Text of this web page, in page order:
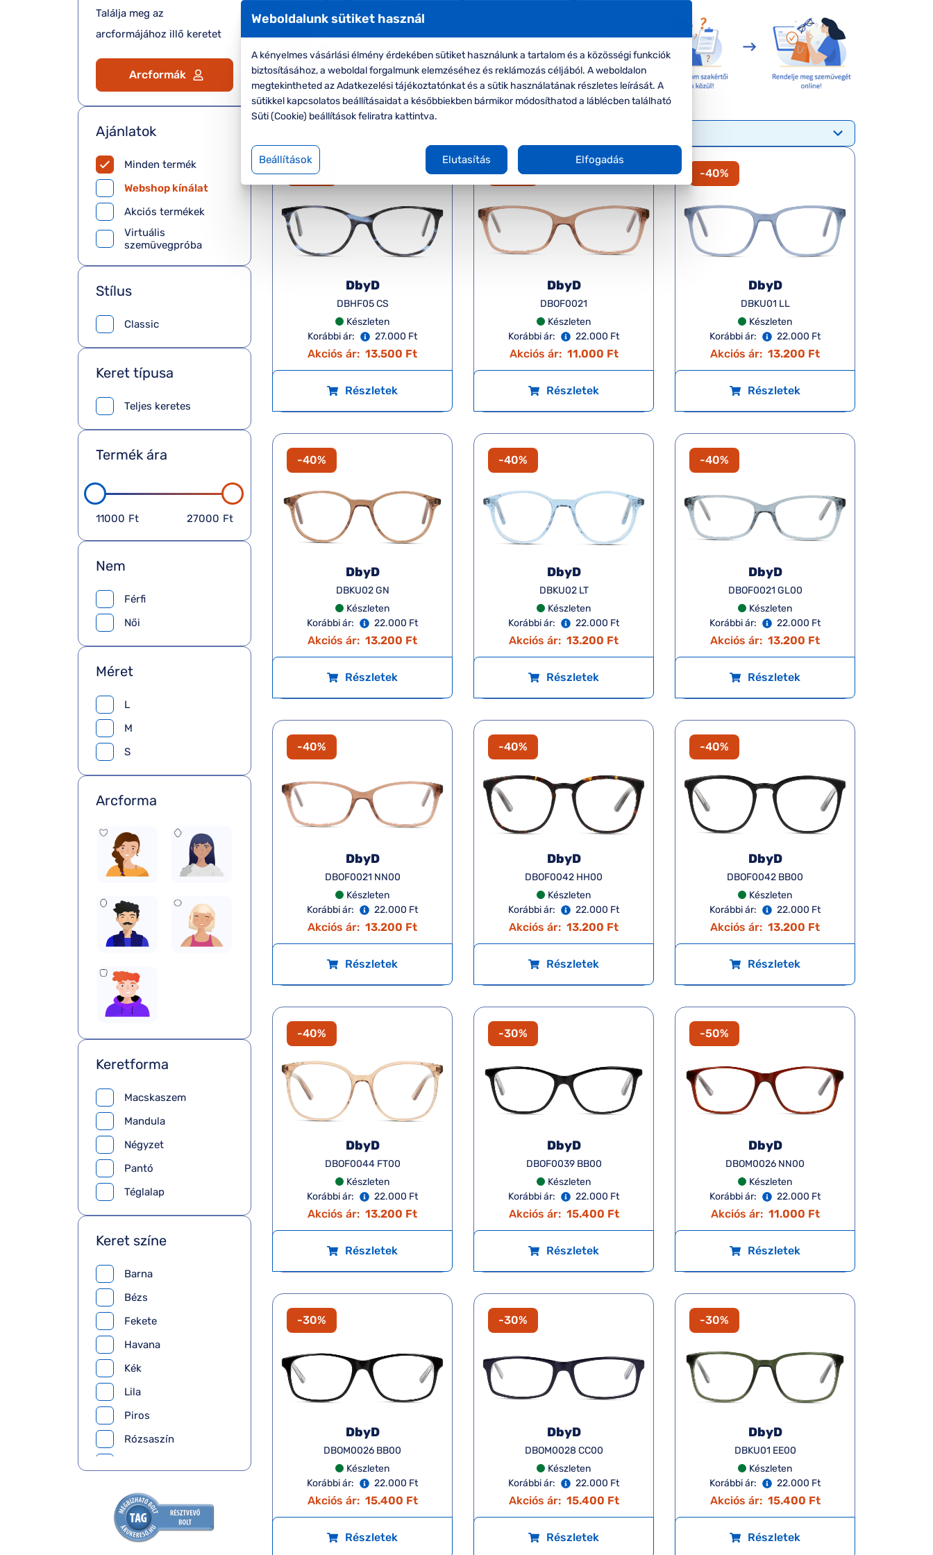
Találja meg az
arcformájához illő keretet
Arcformák
Ajánlatok
Minden termék
Webshop kínálat
Akciós termékek
Virtuális
szemüvegpróba
Stílus
Classic
Méret
L
M
S
Nem
Férfi
Női
Keretforma
Macskaszem
Mandula
Négyzet
Pantó
Téglalap
Keret típusa
Teljes keretes
Termék ára
11000 Ft 27000 Ft
Arcforma
Keret színe
Barna
Bézs
Fekete
Havana
Kék
Lila
Piros
Rózsaszín
Zöld
-50%
DbyD
DBHF05 CS
Készleten
Korábbi ár:
27.000 Ft
Akciós ár: 13.500 Ft
Részletek
-50%
DbyD
DBOF0021
Készleten
Korábbi ár:
22.000 Ft
Akciós ár: 11.000 Ft
Részletek
-40%
DbyD
DBKU01 LL
Készleten
Korábbi ár:
22.000 Ft
Akciós ár: 13.200 Ft
Részletek
-40%
DbyD
DBKU02 GN
Készleten
Korábbi ár:
22.000 Ft
Akciós ár: 13.200 Ft
Részletek
-40%
DbyD
DBKU02 LT
Készleten
Korábbi ár:
22.000 Ft
Akciós ár: 13.200 Ft
Részletek
-40%
DbyD
DBOF0021 GL00
Készleten
Korábbi ár:
22.000 Ft
Akciós ár: 13.200 Ft
Részletek
-40%
DbyD
DBOF0021 NN00
Készleten
Korábbi ár:
22.000 Ft
Akciós ár: 13.200 Ft
Részletek
-40%
DbyD
DBOF0042 HH00
Készleten
Korábbi ár:
22.000 Ft
Akciós ár: 13.200 Ft
Részletek
-40%
DbyD
DBOF0042 BB00
Készleten
Korábbi ár:
22.000 Ft
Akciós ár: 13.200 Ft
Részletek
-40%
DbyD
DBOF0044 FT00
Készleten
Korábbi ár:
22.000 Ft
Akciós ár: 13.200 Ft
Részletek
-30%
DbyD
DBOF0039 BB00
Készleten
Korábbi ár:
22.000 Ft
Akciós ár: 15.400 Ft
Részletek
-50%
DbyD
DBOM0026 NN00
Készleten
Korábbi ár:
22.000 Ft
Akciós ár: 11.000 Ft
Részletek
-30%
DbyD
DBOM0026 BB00
Készleten
Korábbi ár:
22.000 Ft
Akciós ár: 15.400 Ft
Részletek
-30%
DbyD
DBOM0028 CC00
Készleten
Korábbi ár:
22.000 Ft
Akciós ár: 15.400 Ft
Részletek
-30%
DbyD
DBKU01 EE00
Készleten
Korábbi ár:
22.000 Ft
Akciós ár: 15.400 Ft
Részletek
Weboldalunk sütiket használ
A kényelmes vásárlási élmény érdekében sütiket használunk a tartalom és a közösségi funkciók
biztosításához, a weboldal forgalmunk elemzéséhez és reklámozás céljából. A weboldalon
megtekintheted az Adatkezelési tájékoztatónkat és a sütik használatának részletes leírását. A
sütikkel kapcsolatos beállításaidat a későbbiekben bármikor módosíthatod a láblécben található
Süti (Cookie) beállítások feliratra kattintva.
Beállítások Elutasítás Elfogadás